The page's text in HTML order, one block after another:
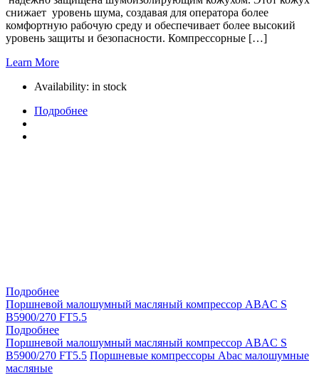
снижает уровень шума, создавая для оператора более
комфортную рабочую среду и обеспечивает более высокий
уровень защиты и безопасности. Компрессорные […]
Learn More
Availability: in stock
Подробнее
Подробнее
Поршневой малошумный масляный компрессор ABAC S
B5900/270 FT5.5
Подробнее
Поршневой малошумный масляный компрессор ABAC S
B5900/270 FT5.5 Поршневые компрессоры Abac малошумные
масляные